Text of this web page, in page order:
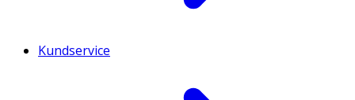
Kundservice